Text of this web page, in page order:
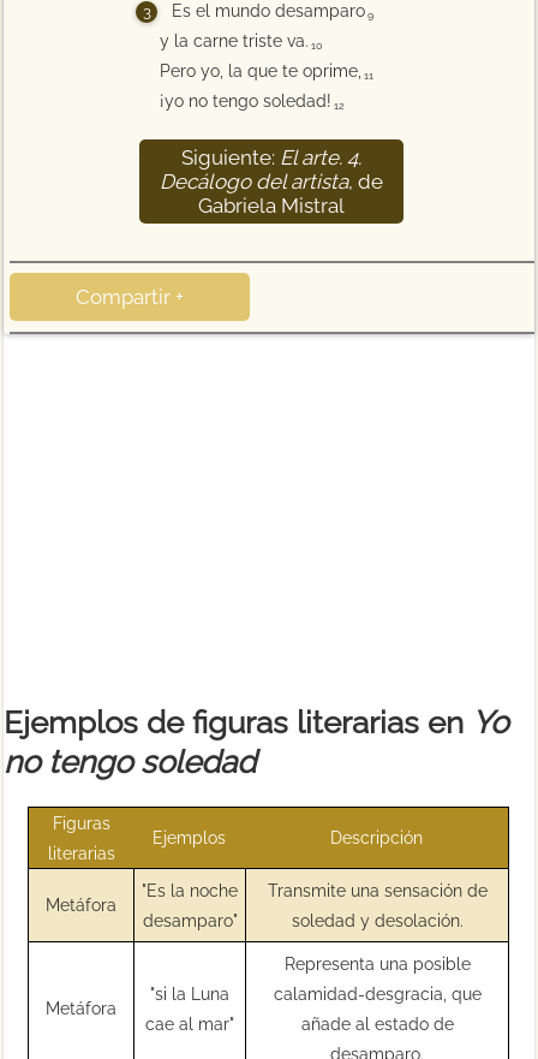
Es el mundo desamparo 9
y la carne triste va. 10
Pero yo, la que te oprime, 11
¡yo no tengo soledad! 12
Siguiente: El arte. 4.
Decálogo del artista, de
Gabriela Mistral
Compartir +
Ejemplos de figuras literarias en Yo
no tengo soledad
Figuras
literarias
Ejemplos Descripción
Metáfora
"Es la noche
desamparo"
Transmite una sensación de
soledad y desolación.
Metáfora
"si la Luna
cae al mar"
Representa una posible
calamidad-desgracia, que
añade al estado de
desamparo.